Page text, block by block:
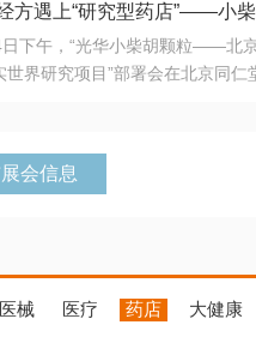
都｜药交会·区域增长大会，
围；从中药创新、复杂药物制剂
，到CDMO的柔性智造。 我们致
生产线”、“研发端”与“支付端”深
份额夯实西南市场战略布局
方遇上“研究型药店”——小
京同仁堂佛山连锁启动
下午，“光华小柴胡颗粒——北
世界研究项目”部署会在北京同仁
会信息
医械 医疗 药店 大健康